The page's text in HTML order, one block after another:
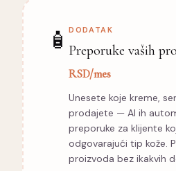
🧴 DODATAK
Preporuke vaših
RSD/mes
Unesete koje kreme,
prodajete — AI ih
preporuke za klijente
odgovarajući tip kože.
proizvoda bez ikakvih